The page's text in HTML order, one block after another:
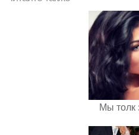
Мы толк